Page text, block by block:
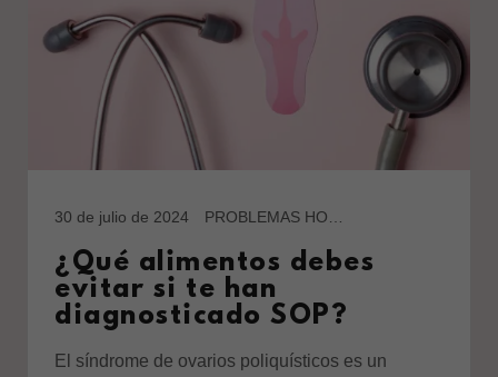
30 de julio de 2024
¿Qué alimentos debes
evitar si te han
diagnosticado SOP?
El síndrome de ovarios poliquísticos es un